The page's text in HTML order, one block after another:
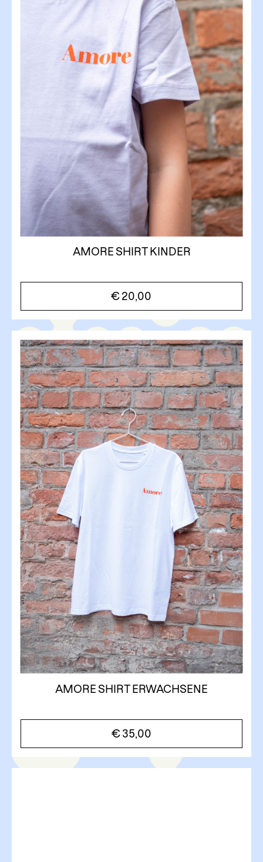
AMORE SHIRT KINDER
€ 20,00
AMORE SHIRT ERWACHSENE
€35,00